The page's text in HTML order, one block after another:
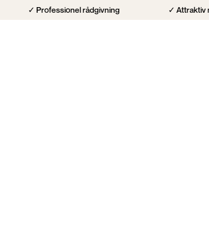
rådgivning ✓ Attraktiv mængderabat